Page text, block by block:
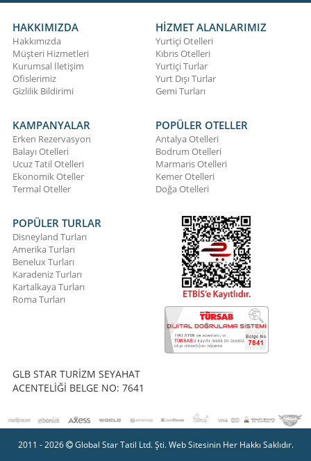
HAKKIMIZDA
Hakkımızda
Müşteri Hizmetleri
Kurumsal İletişim
Ofislerimiz
Gizlilik Bildirimi
HİZMET ALANLARIMIZ
Yurtiçi Otelleri
Kıbrıs Otelleri
Yurtiçi Turlar
Yurt Dışı Turlar
Gemi Turları
KAMPANYALAR
Erken Rezervasyon
Balayı Otelleri
Ucuz Tatil Otelleri
Ekonomik Oteller
Termal Oteller
POPÜLER OTELLER
Antalya Otelleri
Bodrum Otelleri
Marmaris Otelleri
Kemer Otelleri
Doğa Otelleri
POPÜLER TURLAR
Disneyland Turları
Amerika Turları
Benelux Turları
Karadeniz Turları
Kartalkaya Turları
Roma Turları
GLB STAR TURİZM SEYAHAT
ACENTELİĞİ BELGE NO: 7641
2011 - 2026 Global Star Tatil Ltd. Şti. Web Sitesinin Her Hakkı Saklıdır.